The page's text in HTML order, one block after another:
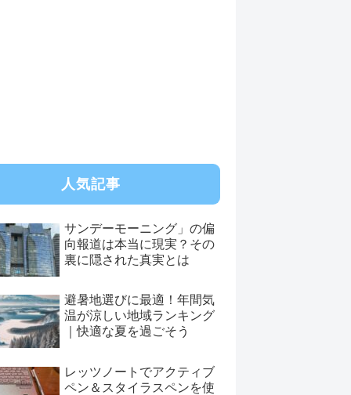
人気記事
サンデーモーニング」の偏
向報道は本当に現実？その
裏に隠された真実とは
避暑地選びに最適！年間気
温が涼しい地域ランキング
｜快適な夏を過ごそう
レッツノートでアクティブ
ペン＆スタイラスペンを使